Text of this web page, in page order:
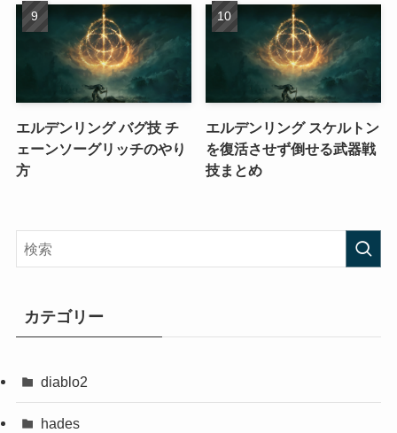
エルデンリング バグ技 チ
ェーンソーグリッチのやり
方
エルデンリング スケルトン
を復活させず倒せる武器戦
技まとめ
カテゴリー
diablo2
hades